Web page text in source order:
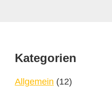
Footer
Kategorien
Allgemein (12)